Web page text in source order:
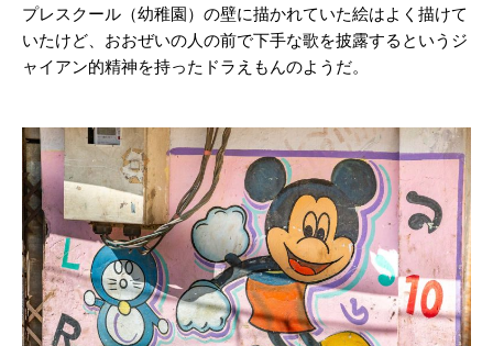
プレスクール（幼稚園）の壁に描かれていた絵はよく描けて
いたけど、おおぜいの人の前で下手な歌を披露するというジ
ャイアン的精神を持ったドラえもんのようだ。